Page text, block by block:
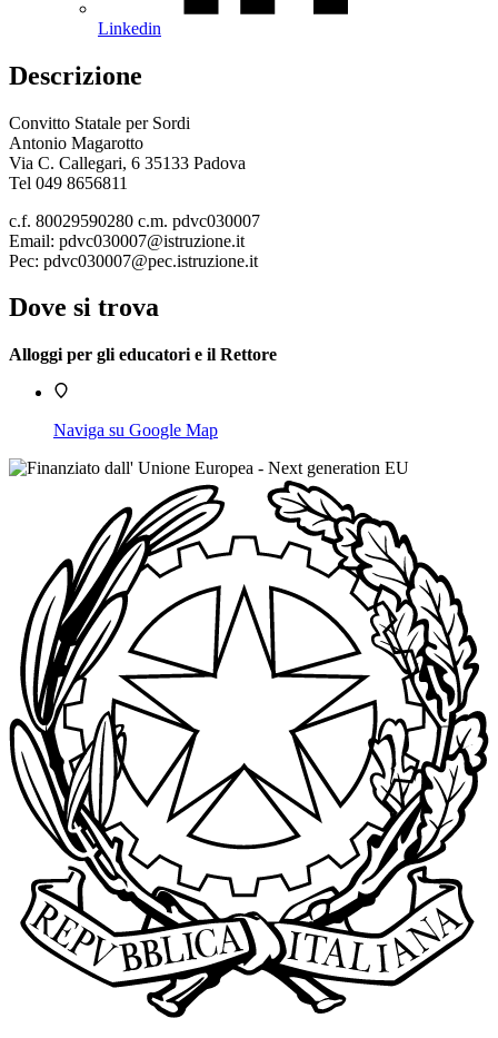
Linkedin
Descrizione
Convitto Statale per Sordi
Antonio Magarotto
Via C. Callegari, 6 35133 Padova
Tel 049 8656811
c.f. 80029590280 c.m. pdvc030007
Email: pdvc030007@istruzione.it
Pec: pdvc030007@pec.istruzione.it
Dove si trova
Alloggi per gli educatori e il Rettore
Naviga su Google Map